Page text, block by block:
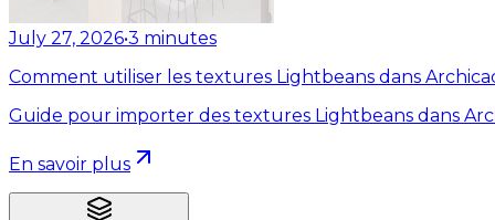
July 27, 2026•3 minutes
Comment utiliser les textures Lightbeans dans
Guide pour importer des textures Lightbeans dans
En savoir plus